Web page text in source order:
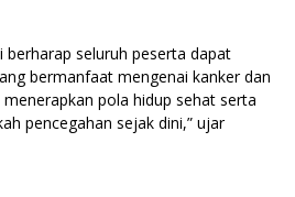
berharap seluruh peserta dapat
bermanfaat mengenai kanker dan
pola hidup sehat serta
pencegahan sejak dini,” ujar